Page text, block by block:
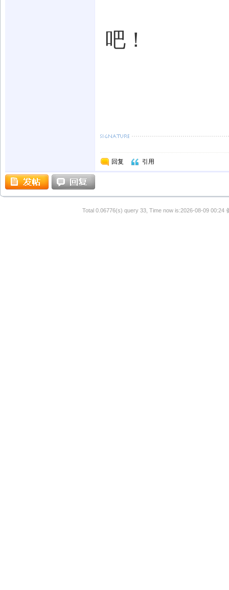
吧！
回复 引用
Total 0.06776(s) query 33, Time now is:2026-08-09 00:24